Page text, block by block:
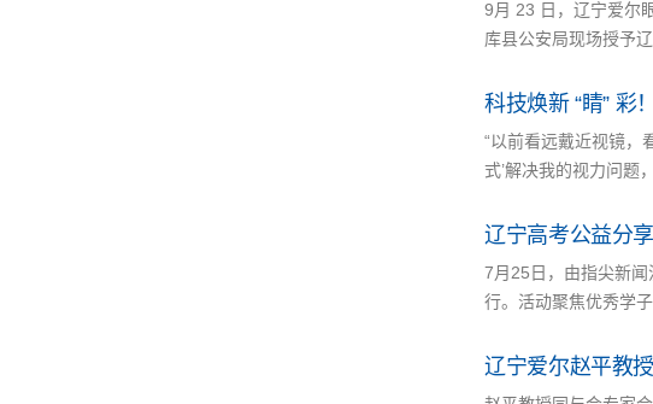
9月 23 日，辽宁爱尔
库县公安局现场授予
科技焕新 “睛” 彩
“以前看远戴近视镜，
式’解决我的视力问题
辽宁高考公益分
7月25日，由指尖新闻
行。活动聚焦优秀学
辽宁爱尔赵平教